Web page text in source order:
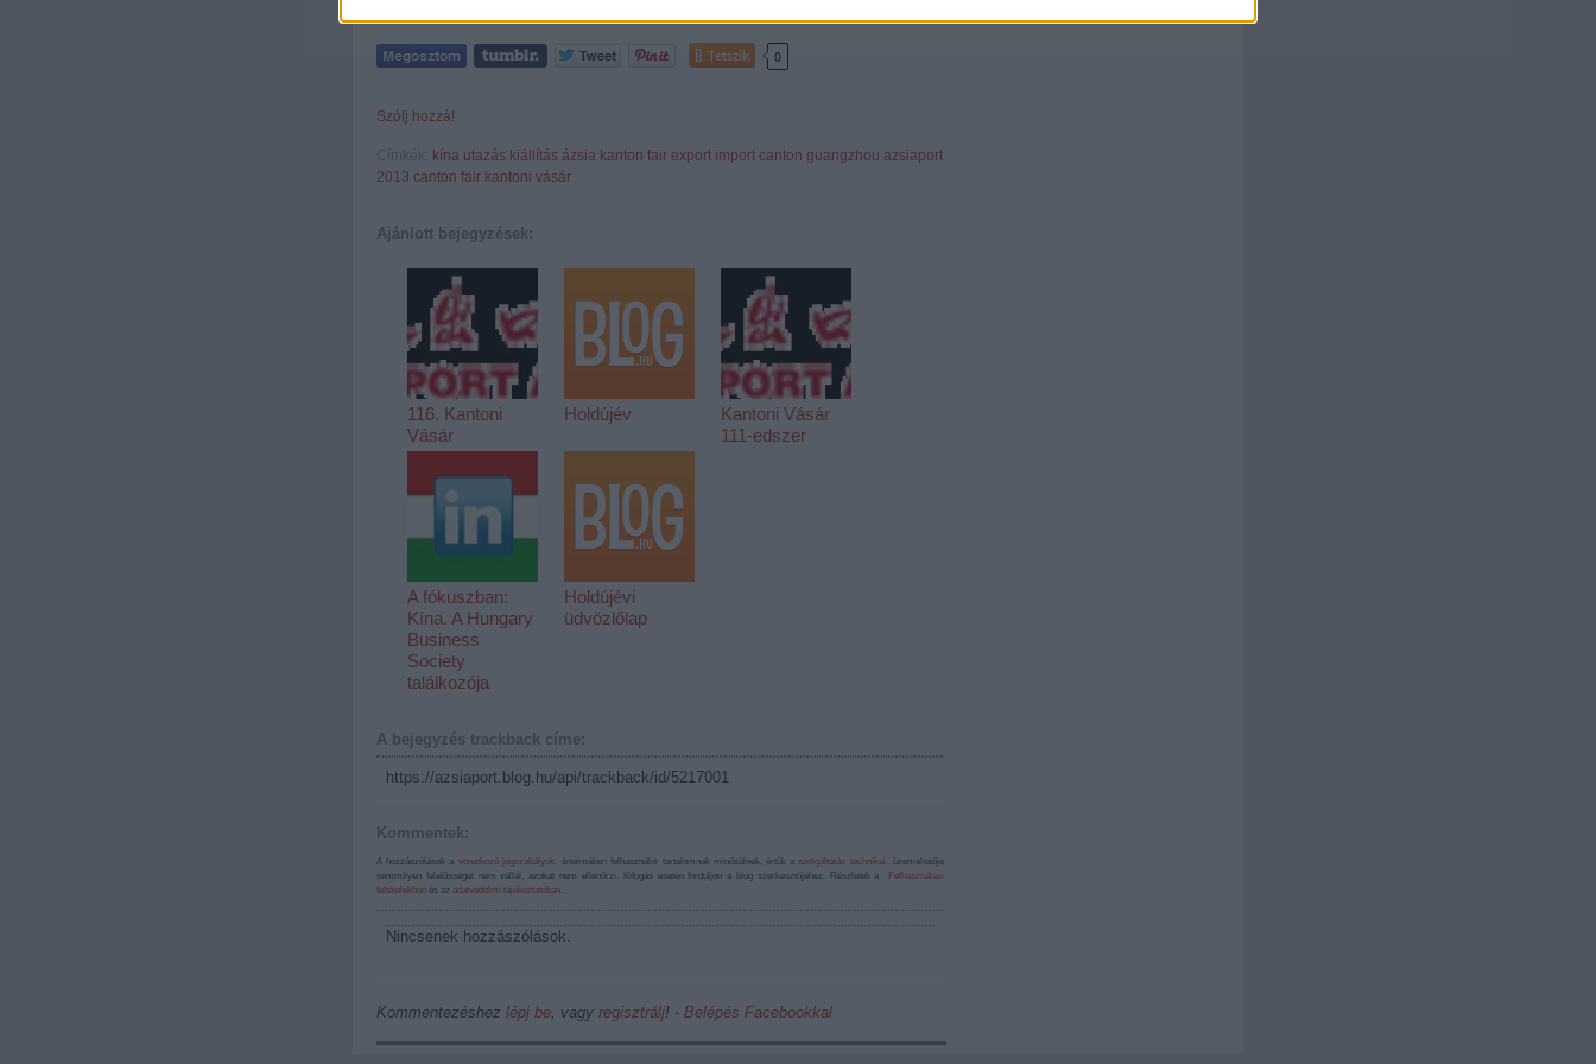
Tetszik 0
Szólj hozzá!
kína utazás kiállítás ázsia kanton fair export import canton guangzhou azsiaport
2013 canton fair kantoni vásár
Ajánlott bejegyzések:
116. Kantoni
Vásár
Holdújév
Kantoni Vásár
111-edszer
A fókuszban:
Kína. A Hungary
Business
Society
találkozója
Holdújévi
üdvözlőlap
A bejegyzés trackback címe:
https://azsiaport.blog.hu/api/trackback/id/5217001
Kommentek:
A hozzászólások a vonatkozó jogszabályokértelmében felhasználói tartalomnak minősülnek, értük a szolgáltatás technikai üzemeltetője
semmilyen felelősséget nem vállal, azokat nem ellenőrzi. Kifogás esetén forduljon a blog szerkesztőjéhez. Részletek a
Felhasználási
feltételekben és az adatvédelmi tájékoztatóban.
Nincsenek hozzászólások.
Kommentezéshez lépj be , vagy regisztrálj! ‐ Belépés Facebookkal